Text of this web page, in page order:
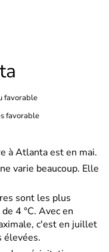
favorable
favorable
à Atlanta est en mai.
varie beaucoup. Elle
sont les plus
4 °C. Avec en
c'est en juillet
élevées.